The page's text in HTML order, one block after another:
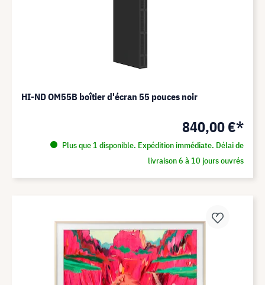
HI-ND OM55B boîtier d'écran 55 pouces noir
840,00 €*
Plus que 1 disponible. Expédition immédiate. Délai de
livraison 6 à 10 jours ouvrés